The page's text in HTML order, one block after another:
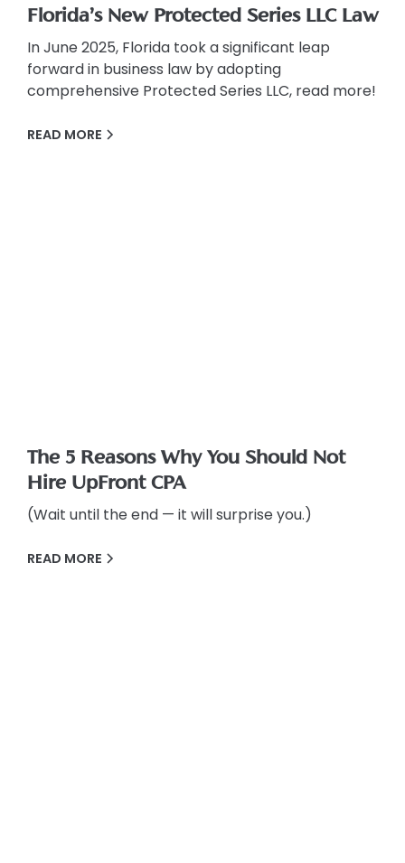
Florida’s New Protected Series LLC Law
In June 2025, Florida took a significant leap
forward in business law by adopting
comprehensive Protected Series LLC, read more!
READ MORE
The 5 Reasons Why You Should Not
Hire UpFront CPA
(Wait until the end — it will surprise you.)
READ MORE